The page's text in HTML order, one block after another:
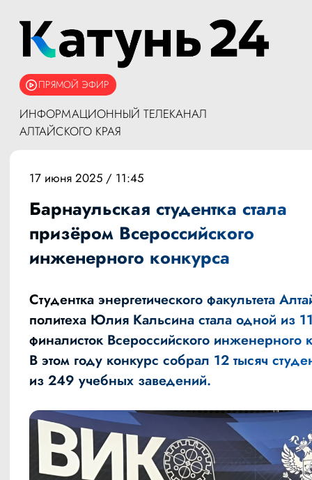
ПРЯМОЙ ЭФИР
ИНФОРМАЦИОННЫЙ ТЕЛЕКАНАЛ
АЛТАЙСКОГО КРАЯ
17 июня 2025 / 11:45
Барнаульская студентка стала
призёром Всероссийского
инженерного конкурса
Студентка энергетического факультета
политеха Юлия Кальсина стала одной из
финалисток Всероссийского инженерного
В этом году конкурс собрал 12 тысяч
из 249 учебных заведений.